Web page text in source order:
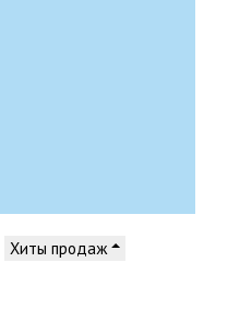
Хиты продаж